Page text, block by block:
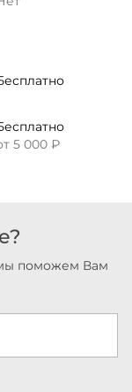
5 000 ₽
поможем Вам